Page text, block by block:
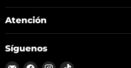
Atención
Síguenos